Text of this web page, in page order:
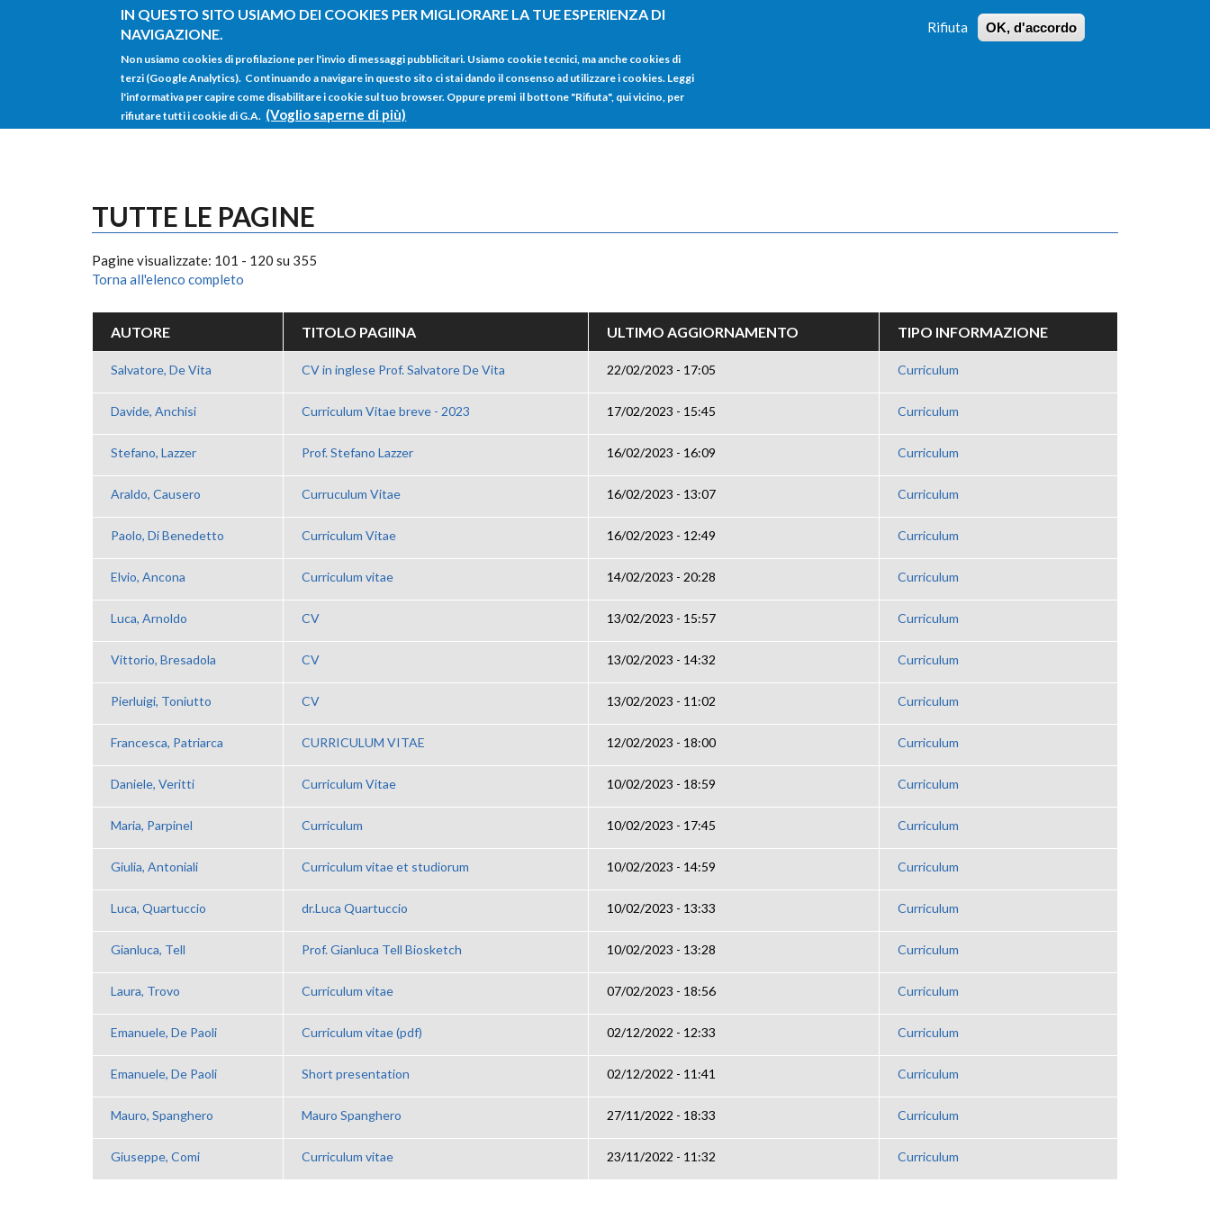
IN QUESTO SITO USIAMO DEI COOKIES PER MIGLIORARE LA TUE ESPERIENZA DI
NAVIGAZIONE.
Non usiamo cookies di profilazione per l'invio di messaggi pubblicitari. Usiamo cookie tecnici, ma anche cookies di
terzi (Google Analytics). Continuando a navigare in questo sito ci stai dando il consenso ad utilizzare i cookies. Leggi
l'informativa per capire come disabilitare i cookie sul tuo browser. Oppure premi il bottone "Rifiuta", qui vicino, per
rifiutare tutti i cookie di G.A. (Voglio saperne di più)
Rifiuta OK, d'accordo
Salta al contenuto principale
RICERCA
HOME
TUTTE LE PAGINE
Pagine visualizzate: 101 - 120 su 355
Torna all'elenco completo
AUTORE TITOLO PAGIINA ULTIMO AGGIORNAMENTO TIPO INFORMAZIONE
Salvatore, De Vita CV in inglese Prof. Salvatore De Vita 22/02/2023 - 17:05 Curriculum
Davide, Anchisi Curriculum Vitae breve - 2023 17/02/2023 - 15:45 Curriculum
Stefano, Lazzer Prof. Stefano Lazzer 16/02/2023 - 16:09 Curriculum
Araldo, Causero Curruculum Vitae 16/02/2023 - 13:07 Curriculum
Paolo, Di Benedetto Curriculum Vitae 16/02/2023 - 12:49 Curriculum
Elvio, Ancona Curriculum vitae 14/02/2023 - 20:28 Curriculum
Luca, Arnoldo CV 13/02/2023 - 15:57 Curriculum
Vittorio, Bresadola CV 13/02/2023 - 14:32 Curriculum
Pierluigi, Toniutto CV 13/02/2023 - 11:02 Curriculum
Francesca, Patriarca CURRICULUM VITAE 12/02/2023 - 18:00 Curriculum
Daniele, Veritti Curriculum Vitae 10/02/2023 - 18:59 Curriculum
Maria, Parpinel Curriculum 10/02/2023 - 17:45 Curriculum
Giulia, Antoniali Curriculum vitae et studiorum 10/02/2023 - 14:59 Curriculum
Luca, Quartuccio dr.Luca Quartuccio 10/02/2023 - 13:33 Curriculum
Gianluca, Tell Prof. Gianluca Tell Biosketch 10/02/2023 - 13:28 Curriculum
Laura, Trovo Curriculum vitae 07/02/2023 - 18:56 Curriculum
Emanuele, De Paoli Curriculum vitae (pdf) 02/12/2022 - 12:33 Curriculum
Emanuele, De Paoli Short presentation 02/12/2022 - 11:41 Curriculum
Mauro, Spanghero Mauro Spanghero 27/11/2022 - 18:33 Curriculum
Giuseppe, Comi Curriculum vitae 23/11/2022 - 11:32 Curriculum